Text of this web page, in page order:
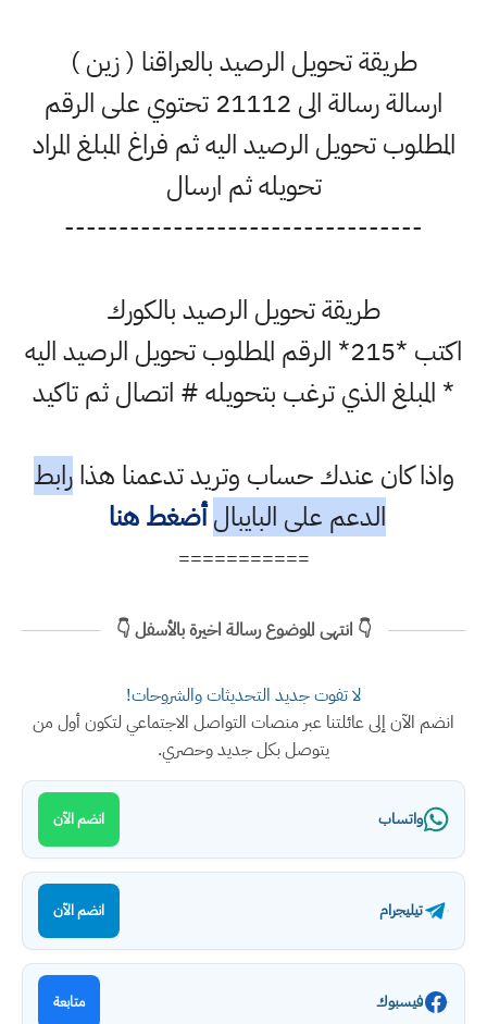
طريقة تحويل الرصيد بالعراقنا ( زين )
ارسالة رسالة الى 21112 تحتوي على الرقم
المطلوب تحويل الرصيد اليه ثم فراغ المبلغ المراد
تحويله ثم ارسال
---------------------------------
طريقة تحويل الرصيد بالكورك
اكتب *215* الرقم المطلوب تحويل الرصيد اليه
* المبلغ الذي ترغب بتحويله # اتصال ثم تاكيد
واذا كان عندك حساب وتريد تدعمنا هذارابط
الدعم على البايبال أضغط هنا
===========
👇 انتهى الموضوع رسالة اخيرة بالأسفل 👇
لا تفوت جديد التحديثات والشروحات!
انضم الآن إلى عائلتنا عبر منصات التواصل الاجتماعي لتكون أول من
يتوصل بكل جديد وحصري.
واتساب انضم الآن
تيليجرام انضم الآن
فيسبوك متابعة